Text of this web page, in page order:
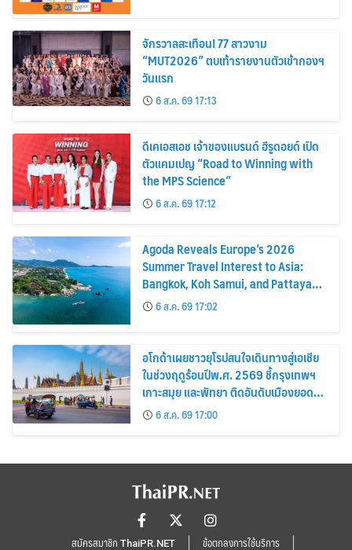
จักรวาลสะเทือน! 77 สาวงาม
“MUT2026” ตบเท้ารายงานตัวเข้ากองฯ
วันแรก
6 ส.ค. 69 17:13
ดีเคเอสเอช เจ้าของแบรนด์ ฮีรูดอยด์ เปิด
ตัวแคมเปญ “Road to Winning with
the MPS Science”
6 ส.ค. 69 17:12
Agoda Reveals Europe’s 2026
Summer Travel Interest to Asia:
Bangkok, Koh Samui, and Pattaya
Among the Top Cities
6 ส.ค. 69 17:02
อโกด้าเผยชาวยุโรปสนใจเดินทางสู่เอเชีย
ในช่วงฤดูร้อนปีพ.ศ. 2569 ชี้กรุงเทพฯ
เกาะสมุย และพัทยา ติดอันดับเมืองยอด
นิยม6 ส.ค. 69 17:00
สมัครสมาชิก ThaiPR.NET ข้อตกลงการใช้บริการ